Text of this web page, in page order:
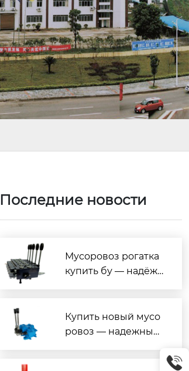
Последние новости
Мусоровоз рогатка
купить бу — надёжн
Купить новый мусо
ровоз — надежные